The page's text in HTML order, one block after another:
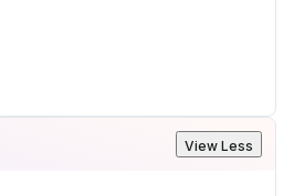
View Less